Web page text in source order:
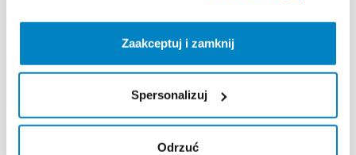
Zaakceptuj i zamknij
Spersonalizuj
Odrzuć
Opinie użytkowników (21)